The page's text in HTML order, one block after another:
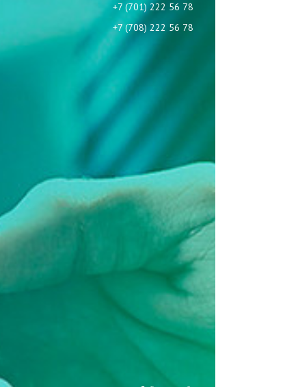
+7 (701) 222 56 78
+7 (708) 222 56 78